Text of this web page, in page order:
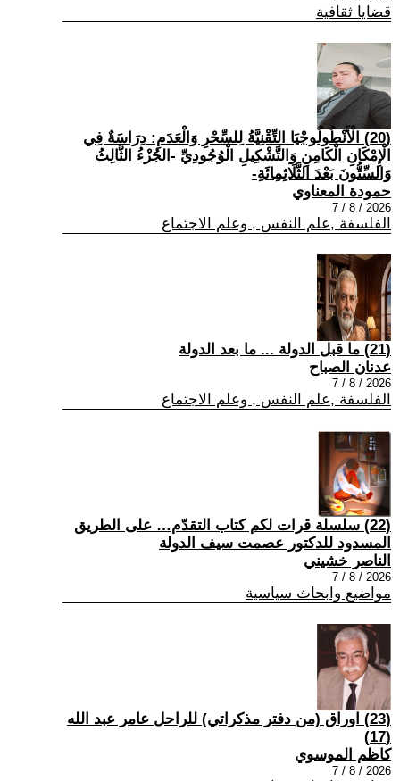
قضايا ثقافية
(20) الْأَنْطُولُوجْيَا التِّقْنِيَّةُ لِلسِّحْرِ وَالْعَدَمِ: دِرَاسَةٌ فِي
الْإِمْكَانِ الْكَامِنِ وَالتَّشْكِيلِ الْوُجُودِيِّ -الجُزْءُ الثَّالِثُ
وَالسِّتُّونَ بَعْدَ الثَّلَاثِمِائَةِ-
حمودة المعناوي
2026 / 8 / 7
الفلسفة ,علم النفس , وعلم الاجتماع
(21) ما قبل الدولة ... ما بعد الدولة
عدنان الصباح
2026 / 8 / 7
الفلسفة ,علم النفس , وعلم الاجتماع
(22) سلسلة قرات لكم كتاب التقدّم… على الطريق
المسدود للدكتور عصمت سيف الدولة
الناصر خشيني
2026 / 8 / 7
مواضيع وابحاث سياسية
(23) اوراق (من دفتر مذكراتي) للراحل عامر عبد الله
(17)
كاظم الموسوي
2026 / 8 / 7